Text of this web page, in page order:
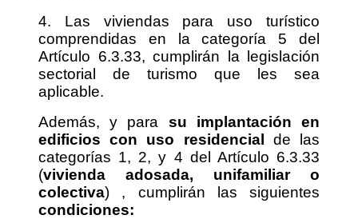
4. Las viviendas para uso turístico
comprendidas en la categoría 5 del
Artículo 6.3.33, cumplirán la legislación
sectorial de turismo que les sea
aplicable.
Además, y para su implantación en
edificios con uso residencial de las
categorías 1, 2, y 4 del Artículo 6.3.33
(vivienda adosada, unifamiliar o
colectiva) , cumplirán las siguientes
condiciones: